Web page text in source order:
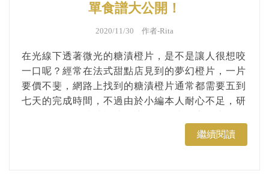
單食譜大公開！
2020/11/30 作者-Rita
在光線下透著微光的糖漬橙片，是不是讓人很想咬
一口呢？經常在法式甜點店見到的夢幻橙片，一片
要價不斐，網路上找到的糖漬橙片通常都需要五到
七天的完成時間，不過由於小編本人耐心不足，研
的一樣好吃呢！其實，小編在發這篇教學文之前失
敗了兩次，所以這篇糖漬橙片食譜也會跟大家提醒
繼續閱讀